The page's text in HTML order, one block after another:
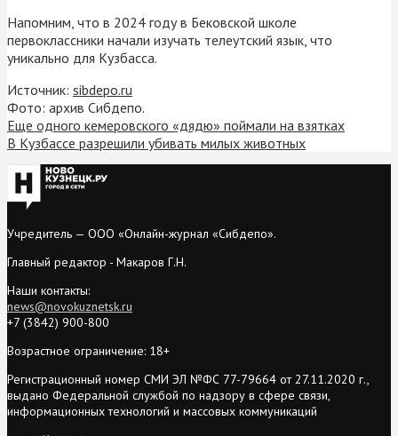
Напомним, что в 2024 году в Бековской школе
первоклассники начали изучать телеутский язык, что
уникально для Кузбасса.
Источник: sibdepo.ru
Фото: архив Сибдепо.
Еще одного кемеровского «дядю» поймали на взятках
В Кузбассе разрешили убивать милых животных
Учредитель — ООО «Онлайн-журнал «Сибдепо».
Главный редактор - Макаров Г.Н.
Наши контакты:
news@novokuznetsk.ru
+7 (3842) 900-800
Возрастное ограничение: 18+
Регистрационный номер СМИ ЭЛ №ФС 77-79664 от 27.11.2020 г.,
выдано Федеральной службой по надзору в сфере связи,
информационных технологий и массовых коммуникаций